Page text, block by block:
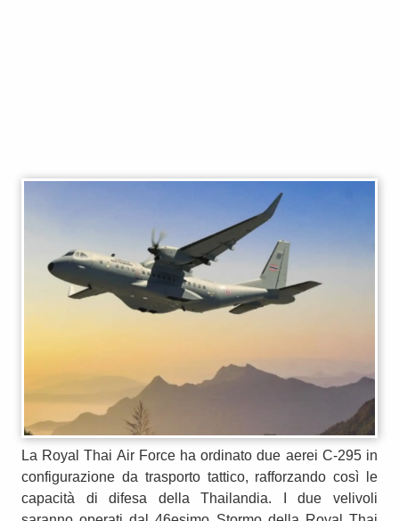
La Royal Thai Air Force ha ordinato due aerei C-295 in
configurazione da trasporto tattico, rafforzando così le
capacità di difesa della Thailandia. I due velivoli